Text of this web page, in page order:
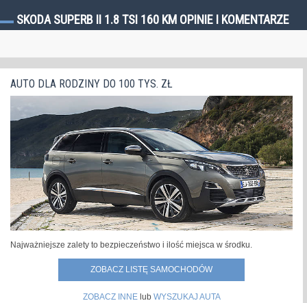
SKODA SUPERB II 1.8 TSI 160 KM OPINIE I KOMENTARZE
AUTO DLA RODZINY DO 100 TYS. ZŁ
Najważniejsze zalety to bezpieczeństwo i ilość miejsca w środku.
ZOBACZ LISTĘ SAMOCHODÓW
ZOBACZ INNElub WYSZUKAJ AUTA